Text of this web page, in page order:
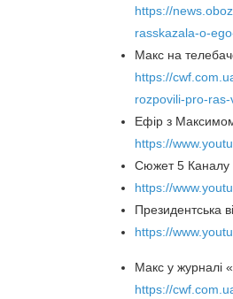
https://
rasskazala-o-
Макс на
https://
rozpovili-pro-
Ефір з
https://
Сюжет 5 Каналу
https://
Президентська
https://
Макс у журналі
https://